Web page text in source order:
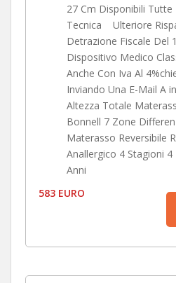
27 Cm Disponibili
Tecnica Ulteriore
Detrazione Fiscale Del
Dispositivo Medico
Anche Con Iva Al
Inviando Una E-Mail A
Altezza Totale
Bonnell 7 Zone
Materasso Reversibile
Anallergico 4 Stagioni
Anni
583 EURO